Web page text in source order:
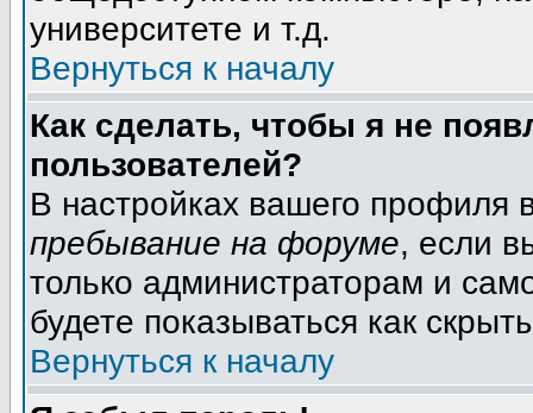
университете и т.д.
Вернуться к началу
Как сделать, чтобы я не
пользователей?
В настройках вашего
пребывание на форуме, если
только администраторам и
будете показываться как
Вернуться к началу